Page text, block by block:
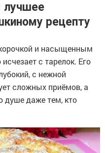
лучшее
рецепту
и насыщенным
с тарелок. Его
с нежной
сложных приёмов, а
душе даже тем, кто